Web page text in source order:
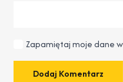
Zapamiętaj moje dane